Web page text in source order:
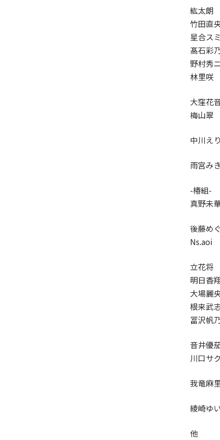
紘太朗
竹田直
星合ス
髙石彩
野村秀ニ
林里咲
大窪花
梅山翠
中川え
雨宮みき
-椿組-
真野未
後藤め
Ns.aoi
立花将
明日香
大場麗
根来武
冨沢帆
音井優
川口サ
我竜麻
綾崎ゆ
他